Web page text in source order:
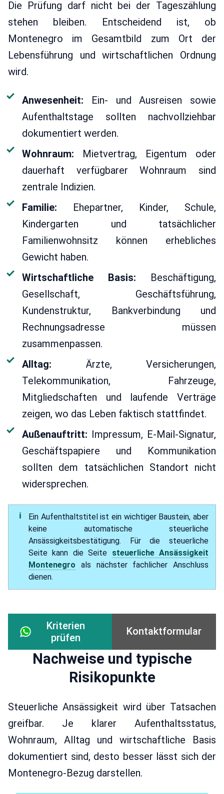
Die Prüfung darf nicht bei der Tageszählung
stehen bleiben. Entscheidend ist, ob
Montenegro im Gesamtbild zum Ort der
Lebensführung und wirtschaftlichen Ordnung
wird.
Anwesenheit: Ein- und Ausreisen sowie
Aufenthaltstage sollten nachvollziehbar
dokumentiert werden.
Wohnraum: Mietvertrag, Eigentum oder
dauerhaft verfügbarer Wohnraum sind
zentrale Indizien.
Familie: Ehepartner, Kinder, Schule,
Kindergarten und tatsächlicher
Familienwohnsitz können erhebliches
Gewicht haben.
Wirtschaftliche Basis: Beschäftigung,
Gesellschaft, Geschäftsführung,
Kundenstruktur, Bankverbindung und
Rechnungsadresse müssen
zusammenpassen.
Alltag: Ärzte, Versicherungen,
Telekommunikation, Fahrzeuge,
Mitgliedschaften und laufende Verträge
zeigen, wo das Leben faktisch stattfindet.
Außenauftritt: Impressum, E-Mail-Signatur,
Geschäftspapiere und Kommunikation
sollten dem tatsächlichen Standort nicht
widersprechen.
Ein Aufenthaltstitel ist ein wichtiger Baustein, aber
keine automatische steuerliche
Ansässigkeitsbestätigung. Für die steuerliche
Seite kann die Seite steuerliche Ansässigkeit
Montenegro als nächster fachlicher Anschluss
dienen.
Kriterien
prüfen
Kontaktformular
Nachweise und typische
Risikopunkte
Steuerliche Ansässigkeit wird über Tatsachen
greifbar. Je klarer Aufenthaltsstatus,
Wohnraum, Alltag und wirtschaftliche Basis
dokumentiert sind, desto besser lässt sich der
Montenegro-Bezug darstellen.